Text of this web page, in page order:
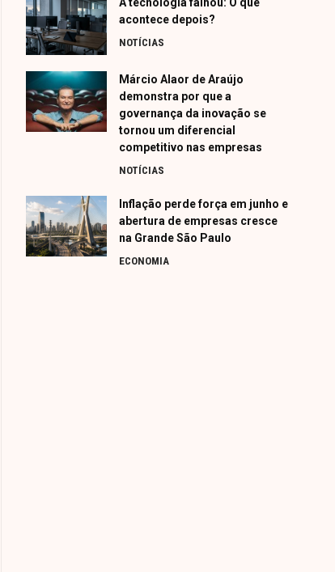
acontece depois?
NOTÍCIAS
Márcio Alaor de Araújo
demonstra por que a
governança da inovação se
tornou um diferencial
competitivo nas empresas
NOTÍCIAS
Inflação perde força em junho e
abertura de empresas cresce
na Grande São Paulo
ECONOMIA